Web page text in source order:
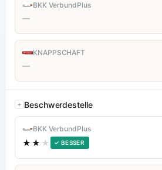
BKK VerbundPlus
—
KNAPPSCHAFT
—
Beschwerdestelle
BKK VerbundPlus
★★ ★ ✓ BESSER